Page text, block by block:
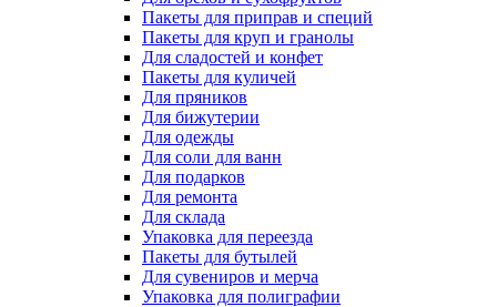
Пакеты для приправ и специй
Пакеты для круп и гранолы
Для сладостей и конфет
Пакеты для куличей
Для пряников
Для бижутерии
Для одежды
Для соли для ванн
Для подарков
Для ремонта
Для склада
Упаковка для переезда
Пакеты для бутылей
Для сувениров и мерча
Упаковка для полиграфии